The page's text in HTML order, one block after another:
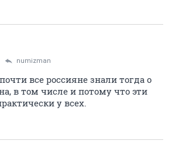
numizman
все россияне знали тогда о
в том числе и потому что эти
у всех.